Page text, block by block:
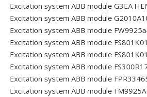
Excitation system ABB module G3EA
Excitation system ABB module
Excitation system ABB module
Excitation system ABB module FS801K01
Excitation system ABB module FS801K01
Excitation system ABB module
Excitation system ABB module
Excitation system ABB module